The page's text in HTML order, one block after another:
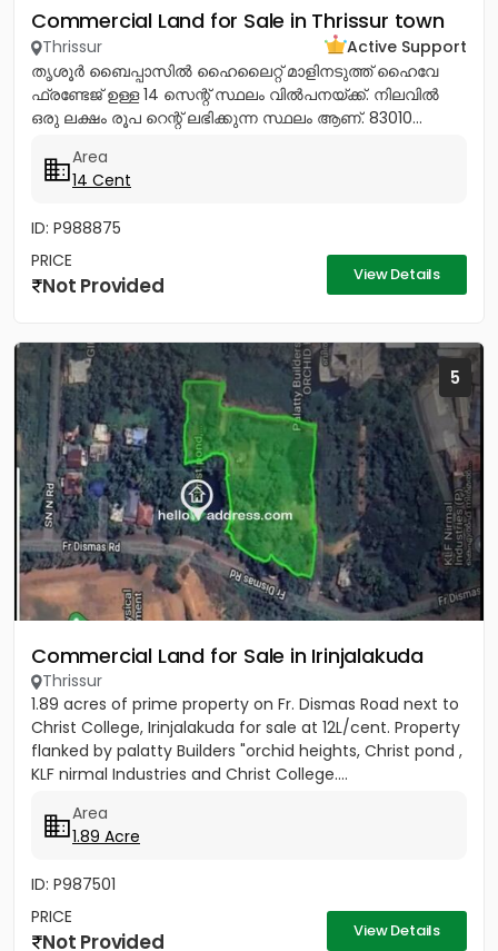
Commercial Land for Sale in Thrissur town
Thrissur
Active Support
തൃശൂർ ബൈപ്പാസിൽ ഹൈലൈറ്റ് മാളിനടുത്ത് ഹൈവേ
ഫ്രണ്ടേജ് ഉള്ള 14 സെന്റ് സ്ഥലം വിൽപനയ്ക്ക്. നിലവിൽ
ഒരു ലക്ഷം രൂപ റെന്റ് ലഭിക്കുന്ന സ്ഥലം ആണ്. 83010...
Area
14 Cent
ID: P988875
PRICE
Not Provided View Details
5
Commercial Land for Sale in Irinjalakuda
Thrissur
1.89 acres of prime property on Fr. Dismas Road next to
Christ College, Irinjalakuda for sale at 12L/cent. Property
flanked by palatty Builders "orchid heights, Christ pond ,
KLF nirmal Industries and Christ College....
Area
1.89 Acre
ID: P987501
PRICE
Not Provided View Details